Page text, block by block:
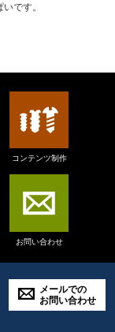
です。
メールでの
お問い合わせ
コンテンツ制作
お問い合わせ